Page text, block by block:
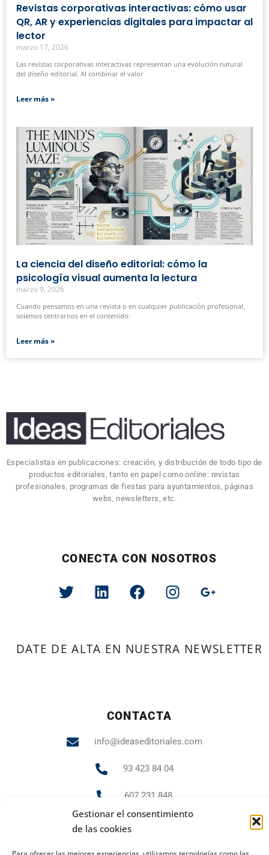
Gestionar el consentimiento
de las cookies
Revistas corporativas interactivas: cómo usar
QR, AR y experiencias digitales para impactar al
lector
marzo 17, 2026
Las revistas corporativas interactivas representan una evolución natural
del diseño editorial. Al combinar el valor
Leer más »
La ciencia del diseño editorial: cómo la
psicología visual aumenta la lectura
marzo 9, 2026
Cuando pensamos en una revista o en cualquier publicación profesional,
solemos centrarnos en el contenido:
Leer más »
Especialistas en publicaciones: creación, y distribución de todo tipo de
productos editoriales, tanto en papel como online: revistas
profesionales, programas de fiestas para ayuntamientos, páginas
webs, newsletters, etc.
CONECTA CON NOSOTROS
DATE DE ALTA EN NUESTRA NEWSLETTER
CONTACTA
info@ideaseditoriales.com
93 423 84 04
607 231 848